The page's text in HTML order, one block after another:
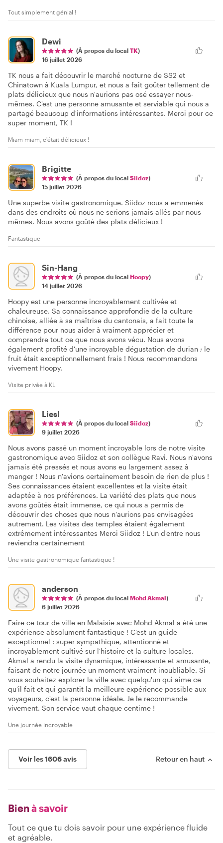
Tout simplement génial !
Dewi
(À propos du local TK)
16 juillet 2026
TK nous a fait découvrir le marché nocturne de SS2 et
Chinatown à Kuala Lumpur, et nous a fait goûter tellement de
plats délicieux que nous n'aurions pas osé essayer nous-
mêmes. C'est une personne amusante et serviable qui nous a
partagé beaucoup d'informations intéressantes. Merci pour ce
super moment, TK !
Miam miam, c'était délicieux !
Brigitte
(À propos du local Siidoz)
15 juillet 2026
Une superbe visite gastronomique. Siidoz nous a emmenés
dans des endroits où nous ne serions jamais allés par nous-
mêmes. Nous avons goûté des plats délicieux !
Fantastique
Sin-Hang
(À propos du local Hoopy)
14 juillet 2026
Hoopy est une personne incroyablement cultivée et
chaleureuse. Sa connaissance approfondie de la culture
chinoise, alliée à sa maîtrise du cantonais, a fait toute la
différence pour nous aider à vraiment apprécier et
comprendre tout ce que nous avons vécu. Nous avons
également profité d'une incroyable dégustation de durian ; le
fruit était exceptionnellement frais ! Nous recommandons
vivement Hoopy.
Visite privée à KL
Liesl
(À propos du local Siidoz)
9 juillet 2026
Nous avons passé un moment incroyable lors de notre visite
gastronomique avec Siidoz et son collègue Ravi. Nous n'avons
jamais été pressés et nous avons eu largement assez à
manger ! Nous n'avions certainement besoin de rien de plus !
Ses connaissances étaient excellentes et la visite était
adaptée à nos préférences. La variété des plats que nous
avons goûtés était immense, ce qui nous a permis de
découvrir des choses que nous n'aurions pas envisagées
autrement. Les visites des temples étaient également
extrêmement intéressantes Merci Siidoz ! L'un d'entre nous
reviendra certainement
Une visite gastronomique fantastique !
anderson
(À propos du local Mohd Akmal)
6 juillet 2026
Faire ce tour de ville en Malaisie avec Mohd Akmal a été une
expérience absolument fantastique ! C'est un guide
exceptionnel : super sympathique, attentionné et
incroyablement cultivé sur l'histoire et la culture locales.
Akmal a rendu la visite dynamique, intéressante et amusante,
faisant de notre journée un moment vraiment inoubliable. Si
vous souhaitez explorer la ville avec quelqu'un qui aime ce
qu'il fait et qui garantit la meilleure expérience possible aux
voyageurs, c'est la personne idéale. Je le recommande
vivement. Son service vaut chaque centime !
Une journée incroyable
Voir les 1606 avis Retour en haut
Bien à savoir
Tout ce que tu dois savoir pour une expérience fluide
et agréable.